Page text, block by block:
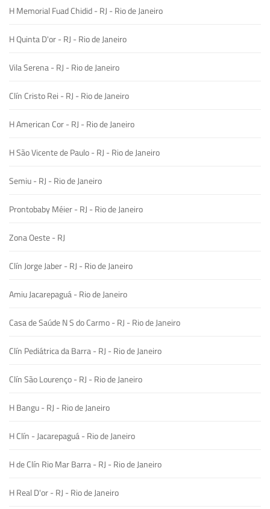
H Memorial Fuad Chidid - RJ - Rio de Janeiro
H Quinta D'or - RJ - Rio de Janeiro
Vila Serena - RJ - Rio de Janeiro
Clín Cristo Rei - RJ - Rio de Janeiro
H American Cor - RJ - Rio de Janeiro
H São Vicente de Paulo - RJ - Rio de Janeiro
Semiu - RJ - Rio de Janeiro
Prontobaby Méier - RJ - Rio de Janeiro
Zona Oeste - RJ
Clín Jorge Jaber - RJ - Rio de Janeiro
Amiu Jacarepaguá - Rio de Janeiro
Casa de Saúde N S do Carmo - RJ - Rio de Janeiro
Clín Pediátrica da Barra - RJ - Rio de Janeiro
Clín São Lourenço - RJ - Rio de Janeiro
H Bangu - RJ - Rio de Janeiro
H Clín - Jacarepaguá - Rio de Janeiro
H de Clín Rio Mar Barra - RJ - Rio de Janeiro
H Real D'or - RJ - Rio de Janeiro